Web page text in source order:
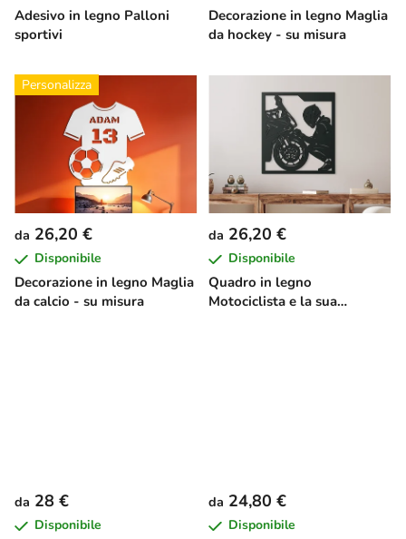
Adesivo in legno Palloni
sportivi
Decorazione in legno Maglia
da hockey - su misura
Personalizza
Decorazione in legno Maglia
da calcio - su misura
da 26,20 €
Disponibile
Quadro in legno
Motociclista e la sua
da 26,20 €
Disponibile
da 28 €
Disponibile
da 24,80 €
Disponibile